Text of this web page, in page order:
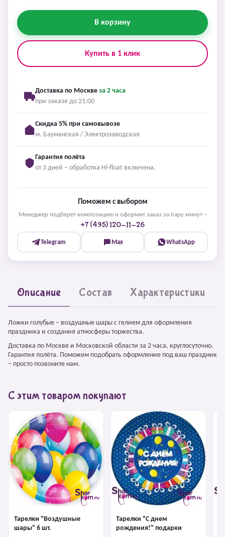
В корзину
Купить в 1 клик
Доставка по Москве за 2 часа
при заказе до 21:00
Скидка 5% при самовывозе
м. Бауманская / Электрозаводская
Гарантия полёта
от 3 дней – обработка Hi-float включена.
Поможем с выбором
Менеджер подберёт композицию и оформит заказ за пару минут –
+7 (495) 120-11-26
Telegram Max WhatsApp
Описание Состав Характеристики
Ложки голубые – воздушные шары с гелием для оформления
праздника и создания атмосферы торжества.
Доставка по Москве и Московской области за 2 часа, круглосуточно.
Гарантия полёта. Поможем подобрать оформление под ваш праздник
– просто позвоните нам.
С этим товаром покупают
Тарелки "Воздушные
шары" 6 шт.
Тарелки "С днем
рождения!" подарки